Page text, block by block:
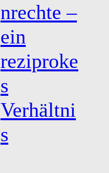
nrechte –
ein
reziproke
s
Verhältni
s